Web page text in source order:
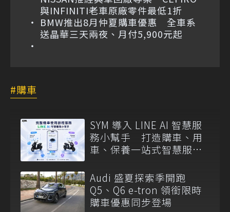
與INFINITI老車原廠零件最低1折
BMW推出8月仲夏購車優惠 全車系
送晶華三天兩夜、月付5,900元起
購車
SYM 導入 LINE AI 智慧服
務小幫手 打造購車、用
車、保養一站式智慧服務
Audi 盛夏探索季開跑
Q5、Q6 e-tron 領銜限時
購車優惠同步登場